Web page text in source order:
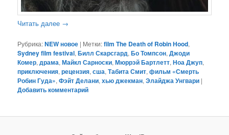
Читать далее →
Рубрика:NEW новое | Метки:film The Death of Robin Hood,
Sydney film festival,Билл Скарсгард,Бо Томпсон,Джоди
Комер,драма,Майкл Сарноски,Мюррэй Бартлетт,Ноа Джуп,
приключения,рецензия,сша,Табита Смит,фильм «Смерть
Робин Гуда»,Фэйт Делани,хью джекман,Элайджа Унгвари |
Добавить комментарий